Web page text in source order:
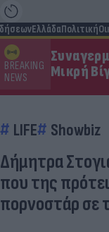
ΕλλάδαΠολιτική
BREAKING
NEWS
Μικρή
LIFE Showbiz
Δήμητρα
που της
πορνοστάρ σε